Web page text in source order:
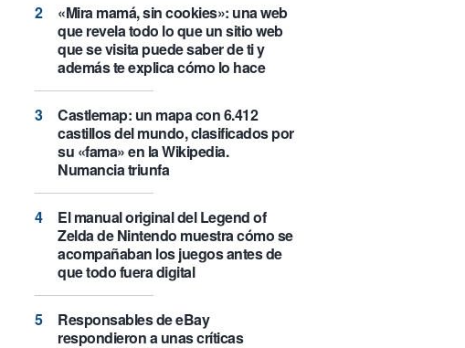
«Mira mamá, sin cookies»: una web
que revela todo lo que un sitio web
que se visita puede saber de ti y
además te explica cómo lo hace
Castlemap: un mapa con 6.412
castillos del mundo, clasificados por
su «fama» en la Wikipedia.
Numancia triunfa
El manual original del Legend of
Zelda de Nintendo muestra cómo se
acompañaban los juegos antes de
que todo fuera digital
Responsables de eBay
respondieron a unas críticas